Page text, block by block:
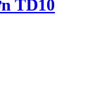
TD10